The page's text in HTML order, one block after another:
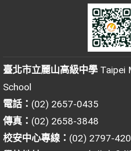
臺北市立麗山高級中學 Taipei
School
電話： (02) 2657-0435
傳真： (02) 2658-3848
校安中心專線： (02) 2797-